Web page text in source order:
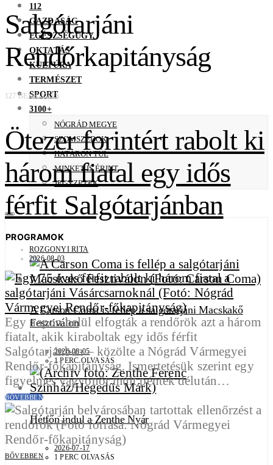
112
GAZDASÁG
EGÉSZSÉGÜGY
OKTATÁS
KULTÚRA
TERMÉSZET
SPORT
3100+
NÓGRÁD MEGYE
SZOMSZÉDOK
HATÁRON TÚL
MINKET IS ÉRINT
JEGYZETEK
PROGRAMOK
A Carson Coma is fellép a salgótarjáni Macskakő
Fesztiválon
2026-08-05
1 PERC OLVASÁS
Hétfőn indul a Zenthe Nyár
2026-07-17
1 PERC OLVASÁS
Salgótarjáni
Rendőrkapitányság
127 BEJEGYZÉS
Ötezer forintért rabolt ki
három fiatal egy idős
férfit Salgótarjánban
ROZGONYI RITA
2026-08-03
Egy napon belül elfogták a rendőrök azt a három
fiatalt, akik kiraboltak egy idős férfit
Salgótarjánban – közölte a Nógrád Vármegyei
Rendőr-főkapitányság. Ismertetésük szerint egy
figyelmes vagyonőr múlt péntek délután…
BŐVEBBEN
BŐVEBBEN